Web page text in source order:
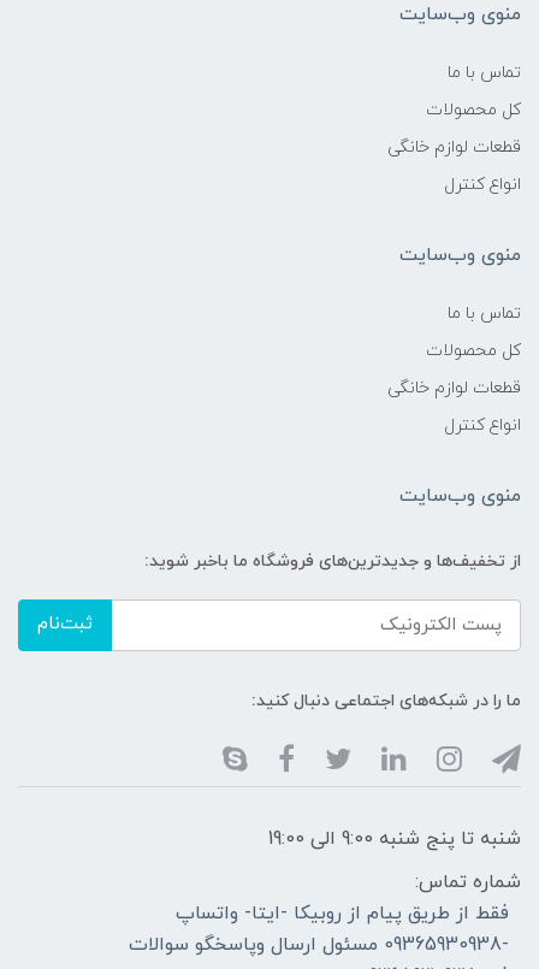
منوی وب‌سایت
تماس با ما
کل محصولات
قطعات لوازم خانگی
انواع کنترل
منوی وب‌سایت
تماس با ما
کل محصولات
قطعات لوازم خانگی
انواع کنترل
منوی وب‌سایت
از تخفیف‌ها و جدیدترین‌های فروشگاه ما باخبر شوید:
ثبت‌نام
ما را در شبکه‌های اجتماعی دنبال کنید:
شنبه تا پنج شنبه 9:00 الی 19:00
شماره تماس:
فقط از طریق پیام از روبیکا -ایتا- واتساپ
-09365930938 مسئول ارسال وپاسخگو سوالات